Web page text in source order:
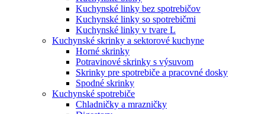
Kuchynské linky bez spotrebičov
Kuchynské linky so spotrebičmi
Kuchynské linky v tvare L
Kuchynské skrinky a sektorové kuchyne
Horné skrinky
Potravinové skrinky s výsuvom
Skrinky pre spotrebiče a pracovné dosky
Spodné skrinky
Kuchynské spotrebiče
Chladničky a mrazničky